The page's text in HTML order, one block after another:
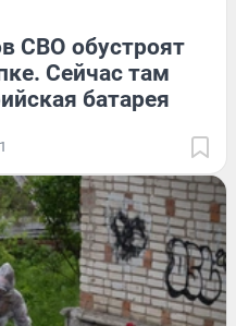
СВО обустроят
Сейчас там
батарея
1